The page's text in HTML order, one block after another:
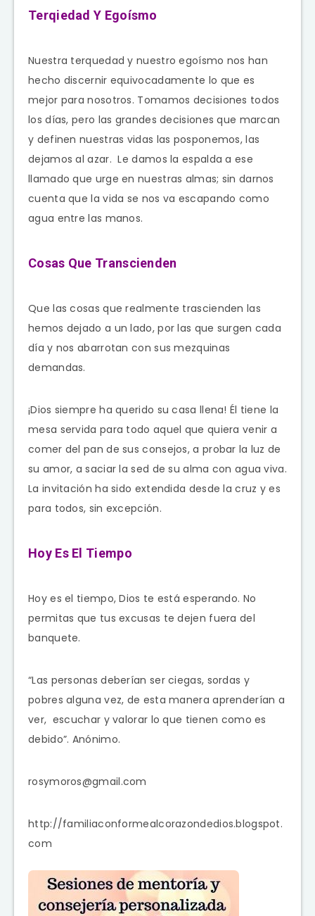
Terqiedad Y Egoísmo
Nuestra terquedad y nuestro egoísmo nos han
hecho discernir equivocadamente lo que es
mejor para nosotros. Tomamos decisiones todos
los días, pero las grandes decisiones que marcan
y definen nuestras vidas las posponemos, las
dejamos al azar. Le damos la espalda a ese
llamado que urge en nuestras almas; sin darnos
cuenta que la vida se nos va escapando como
agua entre las manos.
Cosas Que Transcienden
Que las cosas que realmente trascienden las
hemos dejado a un lado, por las que surgen cada
día y nos abarrotan con sus mezquinas
demandas.
¡Dios siempre ha querido su casa llena! Él tiene la
mesa servida para todo aquel que quiera venir a
comer del pan de sus consejos, a probar la luz de
su amor, a saciar la sed de su alma con agua viva.
La invitación ha sido extendida desde la cruz y es
para todos, sin excepción.
Hoy Es El Tiempo
Hoy es el tiempo, Dios te está esperando. No
permitas que tus excusas te dejen fuera del
banquete.
“Las personas deberían ser ciegas, sordas y
pobres alguna vez, de esta manera aprenderían a
ver, escuchar y valorar lo que tienen como es
debido”. Anónimo.
rosymoros@gmail.com
http://familiaconformealcorazondedios.blogspot.
com